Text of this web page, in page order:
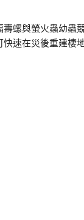
螺與螢火蟲幼蟲
速在災後重建棲